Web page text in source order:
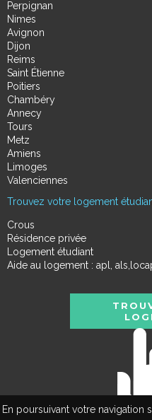
En poursuivant votre navigation
Perpignan
Nimes
Avignon
Dijon
Reims
Saint Étienne
Poitiers
Chambéry
Annecy
Tours
Metz
Amiens
Limoges
Valenciennes
Trouvez votre logement
Crous
Résidence privée
Logement étudiant
Aide au logement : apl,